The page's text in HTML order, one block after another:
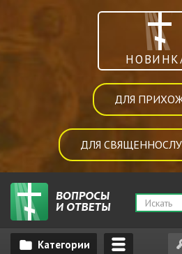
ДЛЯ
ДЛЯ